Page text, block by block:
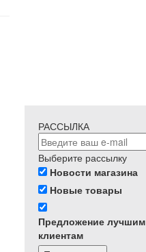
РАССЫЛКА
Выберите рассылку
Новости магазина
Новые товары
Предложение лучшим
клиентам